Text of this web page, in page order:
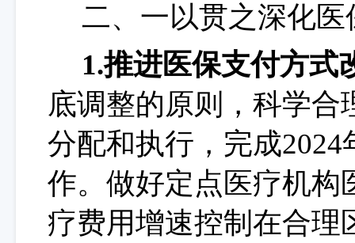
二、一以贯之深化
1.推进医保支付方式
底调整的原则，科学合
分配和执行，完成
作。做好定点医疗机构
疗费用增速控制在合理